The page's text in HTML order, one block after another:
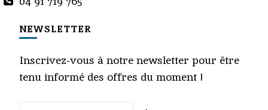
NEWSLETTER
Inscrivez-vous à notre newsletter pour être
tenu informé des offres du moment !